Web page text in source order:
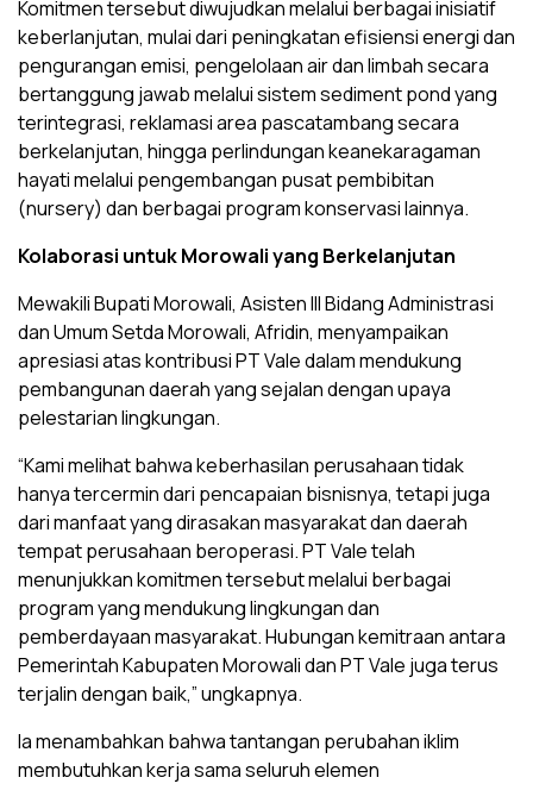
Komitmen tersebut diwujudkan melalui berbagai inisiatif
keberlanjutan, mulai dari peningkatan efisiensi energi dan
pengurangan emisi, pengelolaan air dan limbah secara
bertanggung jawab melalui sistem sediment pond yang
terintegrasi, reklamasi area pascatambang secara
berkelanjutan, hingga perlindungan keanekaragaman
hayati melalui pengembangan pusat pembibitan
(nursery) dan berbagai program konservasi lainnya.
Kolaborasi untuk Morowali yang Berkelanjutan
Mewakili Bupati Morowali, Asisten III Bidang Administrasi
dan Umum Setda Morowali, Afridin, menyampaikan
apresiasi atas kontribusi PT Vale dalam mendukung
pembangunan daerah yang sejalan dengan upaya
pelestarian lingkungan.
“Kami melihat bahwa keberhasilan perusahaan tidak
hanya tercermin dari pencapaian bisnisnya, tetapi juga
dari manfaat yang dirasakan masyarakat dan daerah
tempat perusahaan beroperasi. PT Vale telah
menunjukkan komitmen tersebut melalui berbagai
program yang mendukung lingkungan dan
pemberdayaan masyarakat. Hubungan kemitraan antara
Pemerintah Kabupaten Morowali dan PT Vale juga terus
terjalin dengan baik,” ungkapnya.
Ia menambahkan bahwa tantangan perubahan iklim
membutuhkan kerja sama seluruh elemen